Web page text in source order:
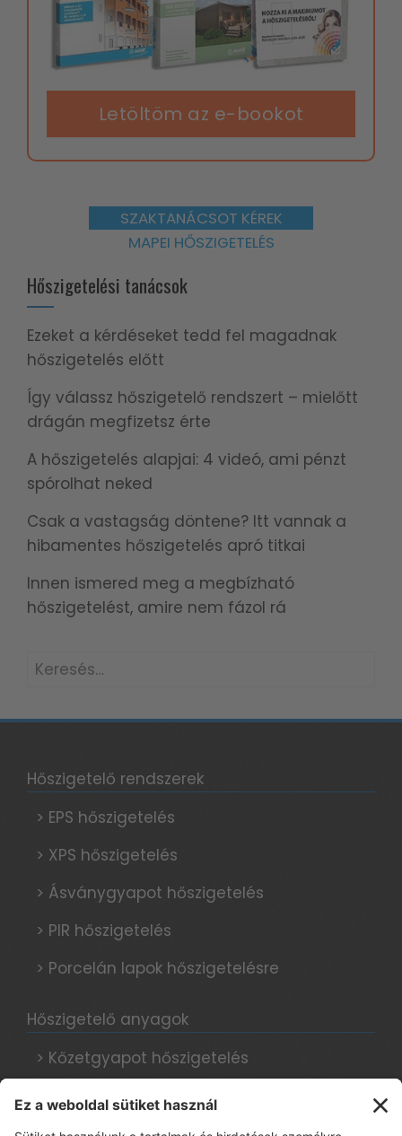
Letöltöm az e-bookot
SZAKTANÁCSOT KÉREK
MAPEI HŐSZIGETELÉS
Hőszigetelési tanácsok
Ezeket a kérdéseket tedd fel magadnak
hőszigetelés előtt
Így válassz hőszigetelő rendszert – mielőtt
drágán megfizetsz érte
A hőszigetelés alapjai: 4 videó, ami pénzt
spórolhat neked
Csak a vastagság döntene? Itt vannak a
hibamentes hőszigetelés apró titkai
Innen ismered meg a megbízható
hőszigetelést, amire nem fázol rá
Keresés:
Hőszigetelő rendszerek
> EPS hőszigetelés
> XPS hőszigetelés
> Ásványgyapot hőszigetelés
> PIR hőszigetelés
> Porcelán lapok hőszigetelésre
Hőszigetelő anyagok
> Kőzetgyapot hőszigetelés
> Grafitos hőszigetelés